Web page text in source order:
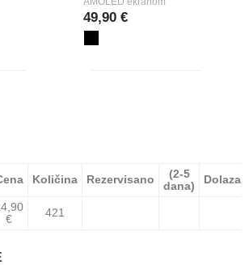
49,90 €
Količina Rezervisano
(2-5
dana)
Dolazak
€
421